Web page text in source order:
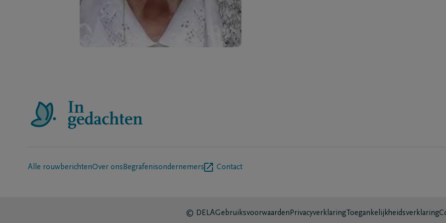
Alle rouwberichtenOver ons Begrafenisondernemers Contact
© DELAGebruiksvoorwaarden Privacyverklaring Toegankelijkheidsverklaring